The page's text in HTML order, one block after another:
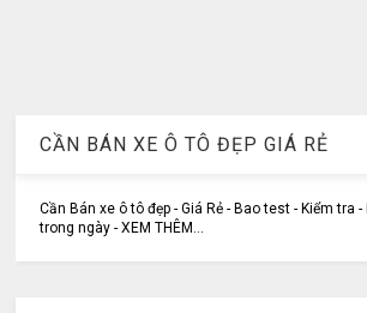
CẦN BÁN XE Ô TÔ ĐẸP GIÁ RẺ
Cần Bán xe ô tô đẹp - Giá Rẻ - Bao test - Kiểm tra
trong ngày - XEM THÊM...